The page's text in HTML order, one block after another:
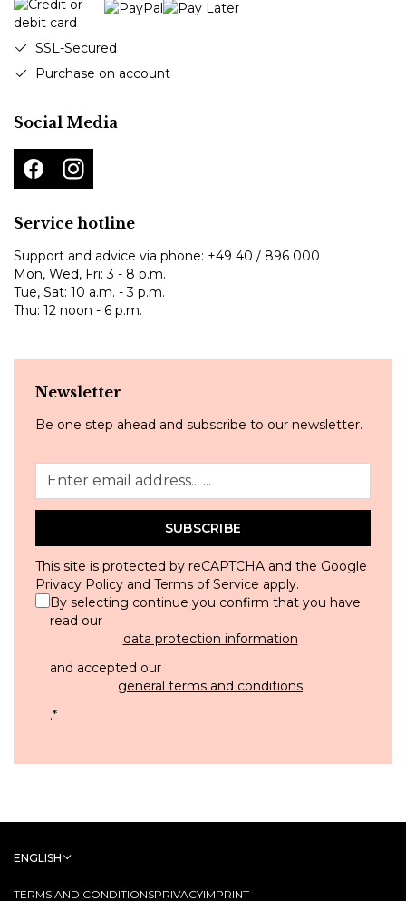
SSL-Secured
Purchase on account
Social Media
Service hotline
Support and advice via phone: +49 40 / 896 000
Mon, Wed, Fri: 3 - 8 p.m.
Tue, Sat: 10 a.m. - 3 p.m.
Thu: 12 noon - 6 p.m.
Newsletter
Be one step ahead and subscribe to our newsletter.
SUBSCRIBE
This site is protected by reCAPTCHA and the Google
Privacy Policy and Terms of Service apply.
By selecting continue you confirm that you have
read our
data protection information
and accepted our
general terms and conditions
.*
TERMS AND CONDITIONSPRIVACYIMPRINT
ENGLISH